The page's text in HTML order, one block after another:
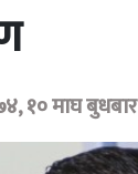
१० माघ बुधबार